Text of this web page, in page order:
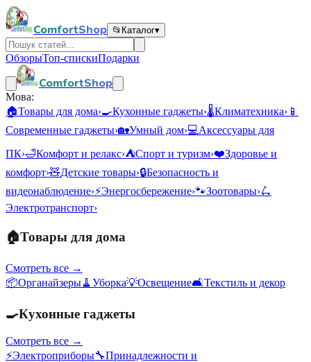
ComfortShop 📂 Каталог▾
ОбзорыТоп-спискиПодарки
ComfortShop
Мова:
🏠Товары для дома›🍳Кухонные гаджеты›🌡️Климатехника› 📱
Современные гаджеты›🏡Умный дом›💻Аксессуары для
ПК›🛁Комфорт и релакс›⛺Спорт и туризм›❤️Здоровье и
комфорт›🧸Детские товары›🔒Безопасность и
видеонаблюдение›⚡Энергосбережение›🐾Зоотовары›🛴
Электротранспорт›
🏠Товары для дома
Смотреть все →
📦Органайзеры🧹 Уборка💡Освещение🛋️Текстиль и декор
🍳Кухонные гаджеты
Смотреть все →
⚡Электроприборы🔧Принадлежности и